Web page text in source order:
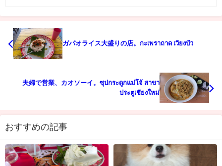
ガパオライス大盛りの店。กะเพราถาด เวียงบัว
夫婦で営業、カオソーイ。ซุปกระดูกแม่โจ้ สาขา
ประตูเชียงใหม่
おすすめの記事